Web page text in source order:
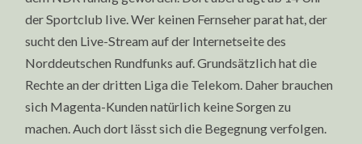
der Sportclub live. Wer keinen Fernseher parat hat, der
sucht den Live-Stream auf der Internetseite des
Norddeutschen Rundfunks auf. Grundsätzlich hat die
Rechte an der dritten Liga die Telekom. Daher brauchen
sich Magenta-Kunden natürlich keine Sorgen zu
machen. Auch dort lässt sich die Begegnung verfolgen.